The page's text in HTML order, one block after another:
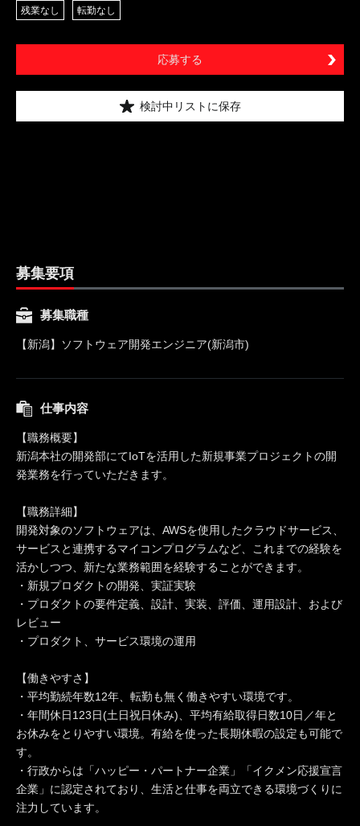
残業なし 転勤なし
応募する
検討中リストに保存
募集要項
募集職種
【新潟】ソフトウェア開発エンジニア(新潟市)
仕事内容
【職務概要】
新潟本社の開発部にてIoTを活用した新規事業プロジェクトの開
発業務を行っていただきます。
【職務詳細】
開発対象のソフトウェアは、AWSを使用したクラウドサービス、
サービスと連携するマイコンプログラムなど、これまでの経験を
活かしつつ、新たな業務範囲を経験することができます。
・新規プロダクトの開発、実証実験
・プロダクトの要件定義、設計、実装、評価、運用設計、および
レビュー
・プロダクト、サービス環境の運用
【働きやすさ】
・平均勤続年数12年、転勤も無く働きやすい環境です。
・年間休日123日(土日祝日休み)、平均有給取得日数10日／年と
お休みをとりやすい環境。有給を使った長期休暇の設定も可能で
す。
・行政からは「ハッピー・パートナー企業」「イクメン応援宣言
企業」に認定されており、生活と仕事を両立できる環境づくりに
注力しています。